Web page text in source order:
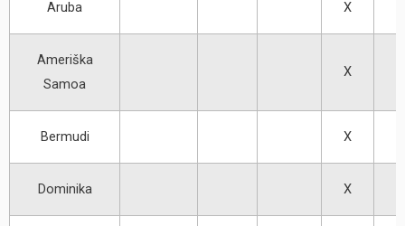
Aruba X
Ameriška
Samoa
X
Bermudi X
Dominika X